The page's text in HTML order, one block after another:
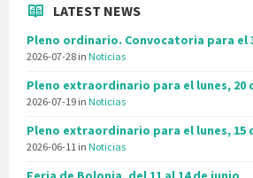
LATEST NEWS
Pleno ordinario. Convocatoria para el
2026-07-28 in Noticias
Pleno extraordinario para el lunes, 20
2026-07-19 in Noticias
Pleno extraordinario para el lunes, 15
2026-06-11 in Noticias